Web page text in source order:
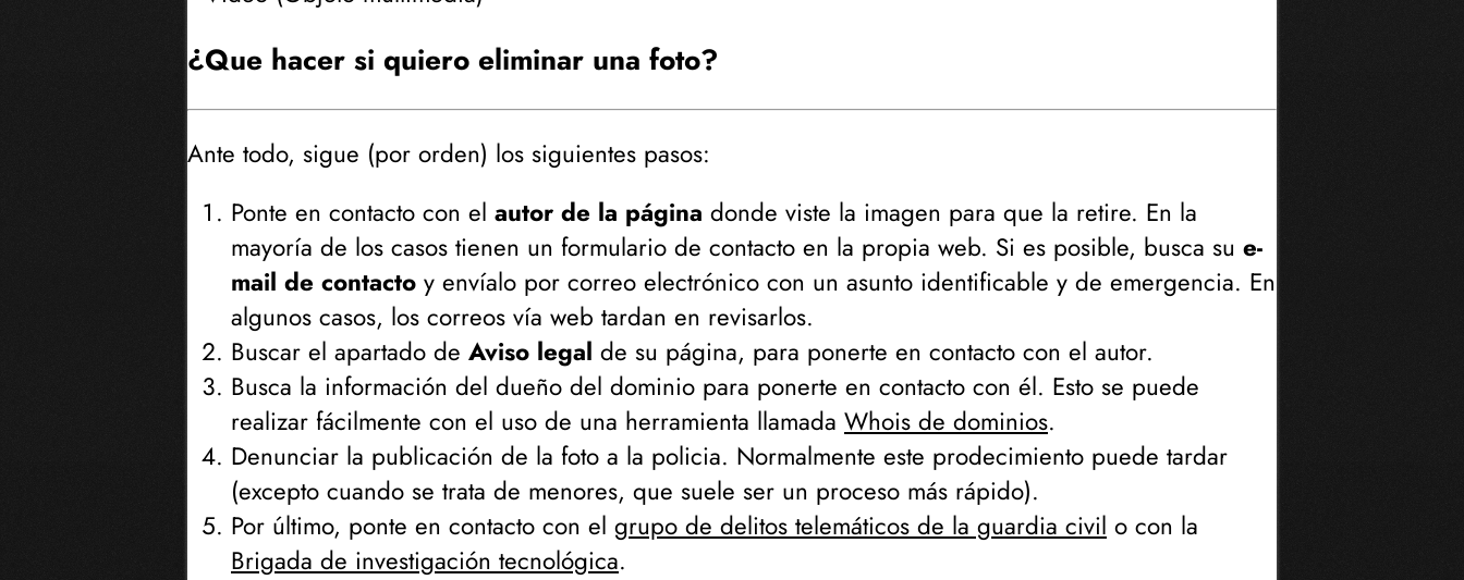
¿Que hacer si quiero eliminar una foto?
Ante todo, sigue (por orden) los siguientes pasos:
Ponte en contacto con el autor de la página donde viste la imagen para que la retire. En la
mayoría de los casos tienen un formulario de contacto en la propia web. Si es posible, busca su e-
mail de contacto y envíalo por correo electrónico con un asunto identificable y de emergencia. En
algunos casos, los correos vía web tardan en revisarlos.
Buscar el apartado de Aviso legal de su página, para ponerte en contacto con el autor.
Busca la información del dueño del dominio para ponerte en contacto con él. Esto se puede
realizar fácilmente con el uso de una herramienta llamada Whois de dominios.
Denunciar la publicación de la foto a la policia. Normalmente este prodecimiento puede tardar
(excepto cuando se trata de menores, que suele ser un proceso más rápido).
Por último, ponte en contacto con el grupo de delitos telemáticos de la guardia civil o con la
Brigada de investigación tecnológica.